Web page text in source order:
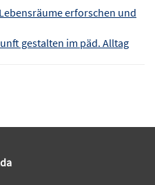
erforschen und
gestalten im päd. Alltag